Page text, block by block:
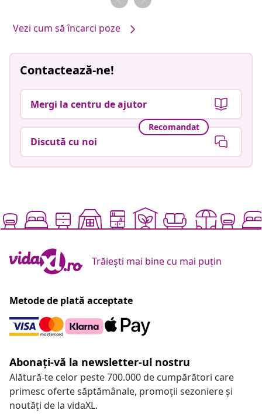
Vezi cum să încarci poze
Contactează-ne!
Mergi la centru de ajutor
Recomandat
Discută cu noi
Trăiești mai bine cu mai puțin
Metode de plată acceptate
Abonați-vă la newsletter-ul nostru
Alătură-te celor peste 700.000 de cumpărători care
primesc oferte săptămânale, promoții sezoniere și
noutăți de la vidaXL.